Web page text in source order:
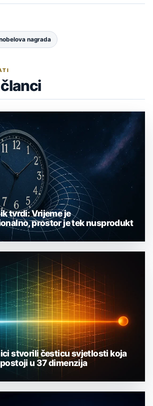
nagrada
tvrdi: Vrijeme je
prostor je tek nusprodukt
stvorili česticu svjetlosti koja
u 37 dimenzija